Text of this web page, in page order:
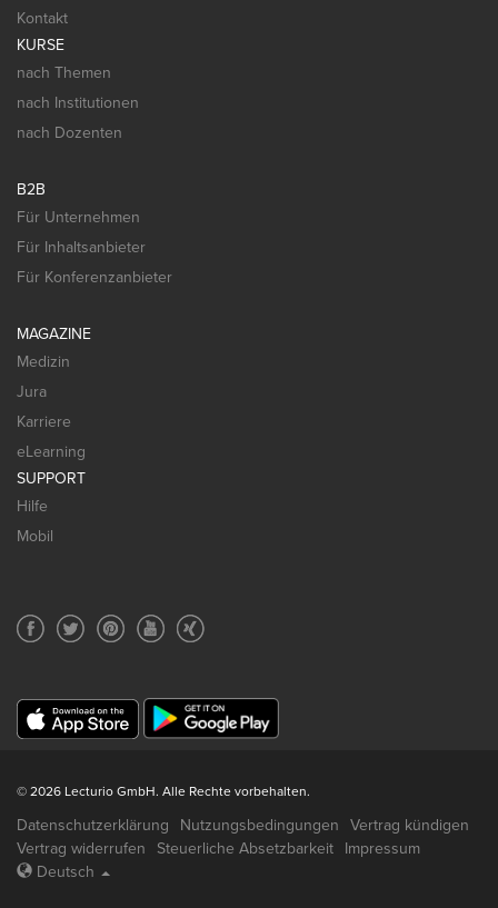
Kontakt
KURSE
nach Themen
nach Institutionen
nach Dozenten
B2B
Für Unternehmen
Für Inhaltsanbieter
Für Konferenzanbieter
MAGAZINE
Medizin
Jura
Karriere
eLearning
SUPPORT
Hilfe
Mobil
© 2026 Lecturio GmbH. Alle Rechte vorbehalten.
Datenschutzerklärung Nutzungsbedingungen
Vertrag kündigen
Vertrag widerrufen
Steuerliche Absetzbarkeit
Impressum
Deutsch